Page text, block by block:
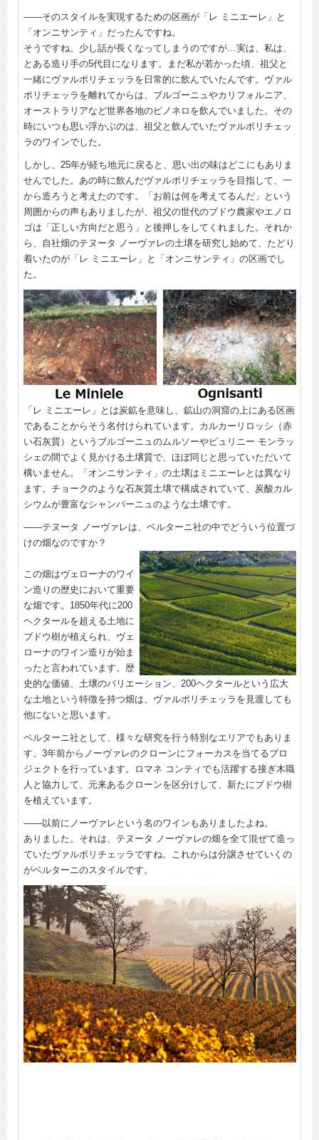
――そのスタイルを実現するための区画が「レ ミニエーレ」と
「オンニサンティ」だったんですね。
そうですね。少し話が長くなってしまうのですが…実は、私は、
とある造り手の5代目になります。まだ私が若かった頃、祖父と
一緒にヴァルポリチェッラを日常的に飲んでいたんです。ヴァル
ポリチェッラを離れてからは、ブルゴーニュやカリフォルニア、
オーストラリアなど世界各地のピノネロを飲んでいました。その
時にいつも思い浮かぶのは、祖父と飲んでいたヴァルポリチェッ
ラのワインでした。
しかし、25年が経ち地元に戻ると、思い出の味はどこにもありま
せんでした。あの時に飲んだヴァルポリチェッラを目指して、一
から造ろうと考えたのです。「お前は何を考えてるんだ」という
周囲からの声もありましたが、祖父の世代のブドウ農家やエノロ
ゴは「正しい方向だと思う」と後押しをしてくれました。それか
ら、自社畑のテヌータ ノーヴァレの土壌を研究し始めて、たどり
着いたのが「レ ミニエーレ」と「オンニサンティ」の区画でし
た。
「レ ミニエーレ」とは炭鉱を意味し、鉱山の洞窟の上にある区画
であることからそう名付けられています。カルカーリロッシ（赤
い石灰質）というブルゴーニュのムルソーやピュリニー モンラッ
シェの間でよく見かける土壌質で、ほぼ同じと思っていただいて
構いません。「オンニサンティ」の土壌はミニエーレとは異なり
ます。チョークのような石灰質土壌で構成されていて、炭酸カル
シウムが豊富なシャンパーニュのような土壌です。
――テヌータ ノーヴァレは、ベルターニ社の中でどういう位置づ
けの畑なのですか？
この畑はヴェローナのワイ
ン造りの歴史において重要
な畑です。1850年代に200
ヘクタールを超える土地に
ブドウ樹が植えられ、ヴェ
ローナのワイン造りが始ま
ったと言われています。歴
史的な価値、土壌のバリエーション、200ヘクタールという広大
な土地という特徴を持つ畑は、ヴァルポリチェッラを見渡しても
他にないと思います。
ベルターニ社として、様々な研究を行う特別なエリアでもありま
す。3年前からノーヴァレのクローンにフォーカスを当てるプロ
ジェクトを行っています。ロマネ コンティでも活躍する接ぎ木職
人と協力して、元来あるクローンを区分けして、新たにブドウ樹
を植えています。
――以前にノーヴァレという名のワインもありましたよね。
ありました。それは、テヌータ ノーヴァレの畑を全て混ぜて造っ
ていたヴァルポリチェッラですね。これからは分譲させていくの
がベルターニのスタイルです。